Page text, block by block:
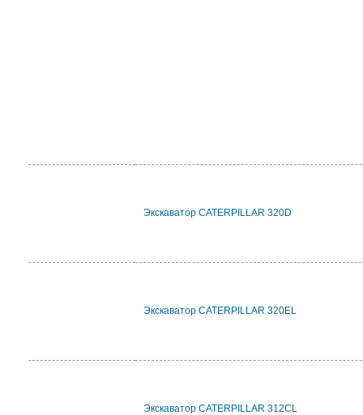
Экскаватор CATERPILLAR 320D
Экскаватор CATERPILLAR 320EL
Экскаватор CATERPILLAR 312CL